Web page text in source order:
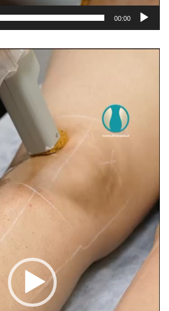
00:00